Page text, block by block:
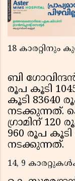
18 കാരറ്റിനും
ബി ഗോവിന്ദന്‍
രൂപ കൂടി
കൂടി 83640
നടക്കുന്നത്.
ഗ്രാമിന്
960 രൂപ
നടക്കുന്നത്.
14, 9